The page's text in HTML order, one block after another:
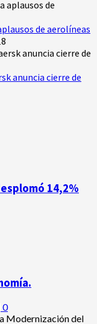
de aerolíneas
anuncia cierre de
14,2%
0